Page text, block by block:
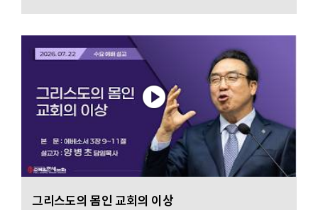
그리스도의 몸인 교회의 이상